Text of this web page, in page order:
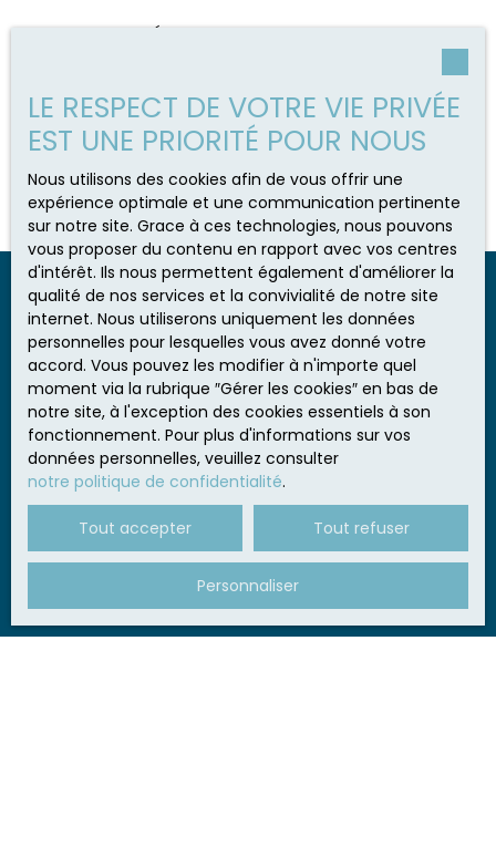
L’agence AVEN BÉLON IMMOBILIER lasse un bon exemple
Prenez le temps de comparer, d’échanger, et de vous
assurer que l’agence choisie répond bien à votre
projet immobilier à Moëlan-sur-Mer.
LE RESPECT DE VOTRE VIE PRIVÉE
EST UNE PRIORITÉ POUR NOUS
Nous utilisons des cookies afin de vous offrir une
expérience optimale et une communication pertinente
sur notre site. Grace à ces technologies, nous pouvons
vous proposer du contenu en rapport avec vos centres
d'intérêt. Ils nous permettent également d'améliorer la
qualité de nos services et la convivialité de notre site
internet. Nous utiliserons uniquement les données
personnelles pour lesquelles vous avez donné votre
accord. Vous pouvez les modifier à n'importe quel
moment via la rubrique ″Gérer les cookies″ en bas de
notre site, à l'exception des cookies essentiels à son
fonctionnement. Pour plus d'informations sur vos
données personnelles, veuillez consulter
notre politique de confidentialité.
Tout accepter Tout refuser
Personnaliser